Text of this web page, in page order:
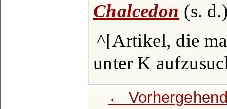
Chalcedon (s.
^[Artikel, die
unter K
←